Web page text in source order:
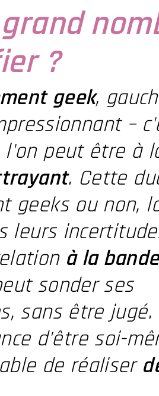
?
geek,
–
l'on peut être à
. Cette
geeks ou non,
leurs
à la bande
sonder ses
sans être jugé.
d'être soi-
de réaliser